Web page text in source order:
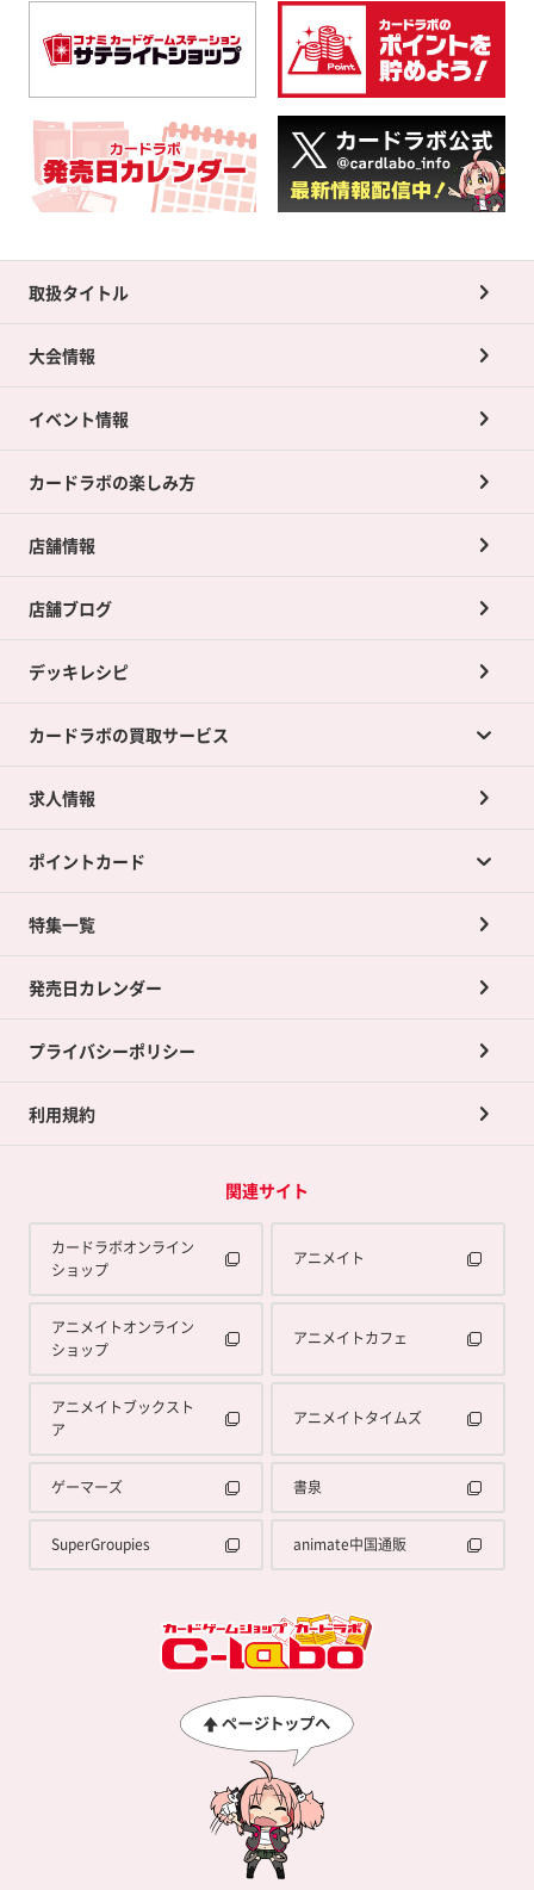
取扱タイトル
大会情報
イベント情報
カードラボの楽しみ方
店舗情報
店舗ブログ
デッキレシピ
カードラボの買取サービス
カードラボの買取サービスTOP
店舗買取について
ネット買取について
買取承諾書について
求人情報
ポイントカード
ポイントカードTOP
ポイント交換景品
特集一覧
発売日カレンダー
プライバシーポリシー
利用規約
関連サイト
カードラボオンライン
ショップ
アニメイト
アニメイトオンライン
ショップ
アニメイトカフェ
アニメイトブックスト
ア
アニメイトタイムズ
ゲーマーズ 書泉
SuperGroupies animate中国通販